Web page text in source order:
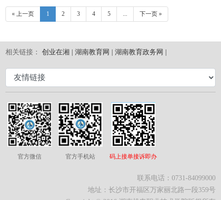
« 上一页 1 2 3 4 5 ... 下一页 »
相关链接：创业在湘 | 湖南教育网 | 湖南教育政务网 |
官方微信 官方手机站 码上接单接诉即办
联系电话：0731-84099000
地址：长沙市开福区万家丽北路一段359号